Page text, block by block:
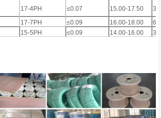
17-4PH ≤0.07 15.00-17.50
17-7PH ≤0.09 16.00-18.00
15-5PH ≤0.09 14.00-16.00